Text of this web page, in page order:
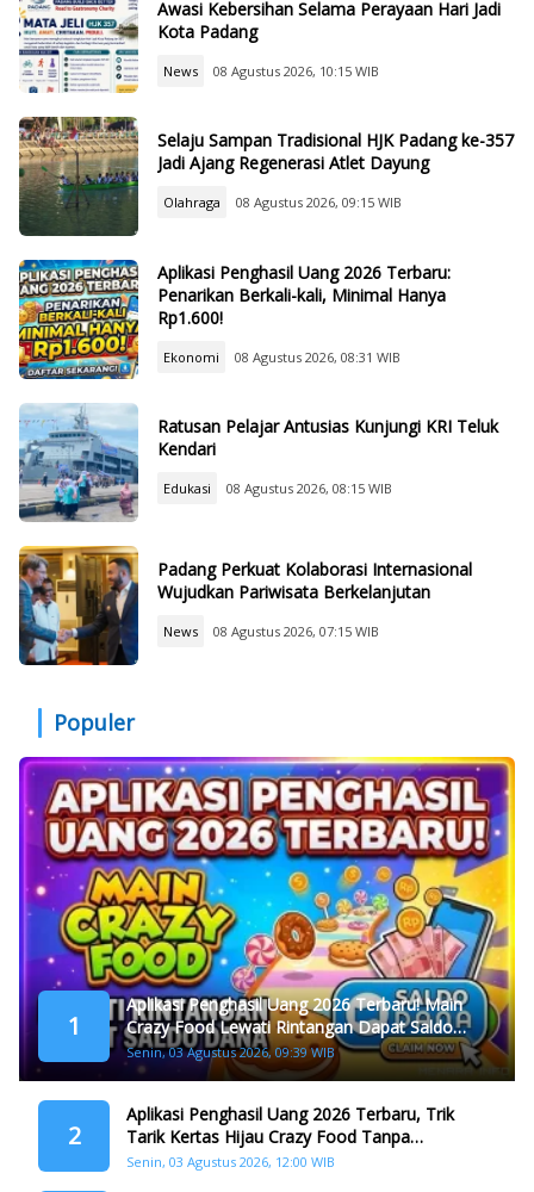
Awasi Kebersihan Selama Perayaan Hari Jadi
Kota Padang
News 08 Agustus 2026, 10:15 WIB
Selaju Sampan Tradisional HJK Padang ke-357
Jadi Ajang Regenerasi Atlet Dayung
Olahraga 08 Agustus 2026, 09:15 WIB
Aplikasi Penghasil Uang 2026 Terbaru:
Penarikan Berkali-kali, Minimal Hanya
Rp1.600!
Ekonomi 08 Agustus 2026, 08:31 WIB
Ratusan Pelajar Antusias Kunjungi KRI Teluk
Kendari
Edukasi 08 Agustus 2026, 08:15 WIB
Padang Perkuat Kolaborasi Internasional
Wujudkan Pariwisata Berkelanjutan
News 08 Agustus 2026, 07:15 WIB
Populer
1
Aplikasi Penghasil Uang 2026 Terbaru! Main
Crazy Food Lewati Rintangan Dapat Saldo
Dana
Senin, 03 Agustus 2026, 09:39 WIB
2
Aplikasi Penghasil Uang 2026 Terbaru, Trik
Tarik Kertas Hijau Crazy Food Tanpa
Penggandaan
Senin, 03 Agustus 2026, 12:00 WIB